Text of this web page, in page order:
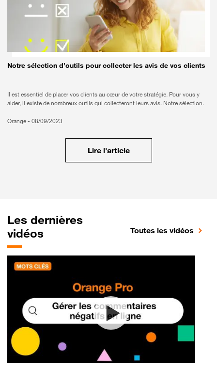
Notre sélection d’outils pour collecter les avis de vos clients
Il est essentiel de placer vos clients au cœur de votre stratégie. Pour vous y
aider, il existe de nombreux outils qui collecteront leurs avis. Notre sélection.
Orange - 08/09/2023
Lire l'article
Les dernières
vidéos
Toutes les vidéos